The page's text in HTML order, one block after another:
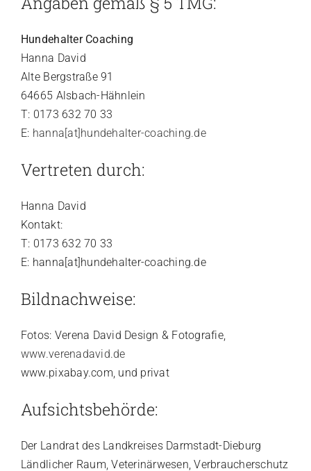
Lernbereich
Kontakt
Hundehalter Coaching
Hanna David
Alte Bergstraße 91
64665 Alsbach-Hähnlein
T: 0173 632 70 33
E: hanna[at]hundehalter-coaching.de
Vertreten durch:
Hanna David
Kontakt:
T: 0173 632 70 33
E: hanna[at]hundehalter-coaching.de
Bildnachweise:
Fotos: Verena David Design & Fotografie,
www.verenadavid.de
www.pixabay.com, und privat
Aufsichtsbehörde:
Der Landrat des Landkreises Darmstadt-Dieburg
Ländlicher Raum, Veterinärwesen, Verbraucherschutz